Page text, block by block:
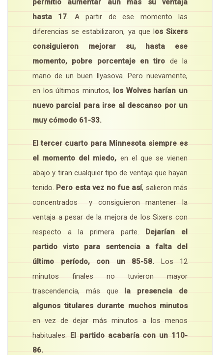
hasta 17 . A partir de ese momento las
diferencias se estabilizaron, ya que los Sixers
consiguieron mejorar su, hasta ese
momento, pobre porcentaje en tiro de la
mano de un buen Ilyasova. Pero nuevamente,
en los últimos minutos, los Wolves harían un
nuevo parcial para irse al descanso por un
muy cómodo 61-33.
El tercer cuarto para Minnesota siempre es
el momento del miedo, en el que se vienen
abajo y tiran cualquier tipo de ventaja que hayan
tenido. Pero esta vez no fue así, salieron más
concentrados y consiguieron mantener la
ventaja a pesar de la mejora de los Sixers con
respecto a la primera parte. Dejarían el
partido visto para sentencia a falta del
último período, con un 85-58. Los 12
minutos finales no tuvieron mayor
trascendencia, más que la presencia de
algunos titulares durante muchos minutos
en vez de dejar más minutos a los menos
habituales.
El partido acabaría con un 110-
86.